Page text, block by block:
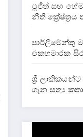
පූජිත් සහ
නීතී
පාර්ලිමේන්තු
එකහමාරක
ශ්‍රී
ගැන සත්‍ය